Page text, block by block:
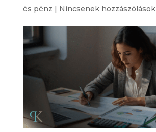
és pénz | Nincsenek hozzászólások